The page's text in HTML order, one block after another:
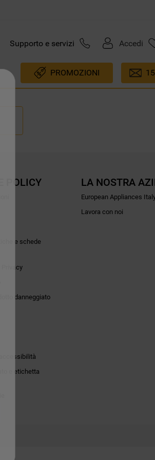
Supporto e servizi Accedi
PROMOZIONI
POLICY
e schede
Privacy
danneggiato
e etichetta
LA NOSTRA
European Appliances
Lavora con noi